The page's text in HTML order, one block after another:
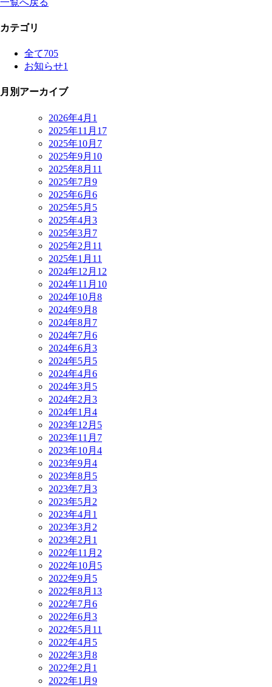
カテゴリ
全て705
お知らせ1
月別アーカイブ
2026年4月 1
2025年11月 17
2025年10月 7
2025年9月 10
2025年8月 11
2025年7月 9
2025年6月 6
2025年5月 5
2025年4月 3
2025年3月 7
2025年2月 11
2025年1月 11
2024年12月 12
2024年11月 10
2024年10月 8
2024年9月 8
2024年8月 7
2024年7月 6
2024年6月 3
2024年5月 5
2024年4月 6
2024年3月 5
2024年2月 3
2024年1月 4
2023年12月 5
2023年11月 7
2023年10月 4
2023年9月 4
2023年8月 5
2023年7月 3
2023年5月 2
2023年4月 1
2023年3月 2
2023年2月 1
2022年11月 2
2022年10月 5
2022年9月 5
2022年8月 13
2022年7月 6
2022年6月 3
2022年5月 11
2022年4月 5
2022年3月 8
2022年2月 1
2022年1月 9